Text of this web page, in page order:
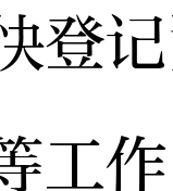
登
工